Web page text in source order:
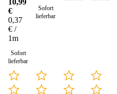
mm -
30
Meter
€
0,37
€ /
1m
Sofort
lieferbar
Sofort
lieferbar